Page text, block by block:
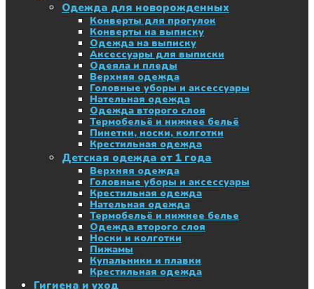
Одежда для новорожденных
Конверты для прогулок
Конверты на выписку
Одежда на выписку
Аксессуары для выписки
Одеяла и пледы
Верхняя одежда
Головные уборы и аксессуары
Нательная одежда
Одежда второго слоя
Термобельё и нижнее бельё
Пинетки, носки, колготки
Крестильная одежда
Детская одежда от 1 года
Верхняя одежда
Головные уборы и аксессуары
Крестильная одежда
Нательная одежда
Термобельё и нижнее белье
Одежда второго слоя
Носки и колготки
Пижамы
Купальники и плавки
Крестильная одежда
Гигиена и уход